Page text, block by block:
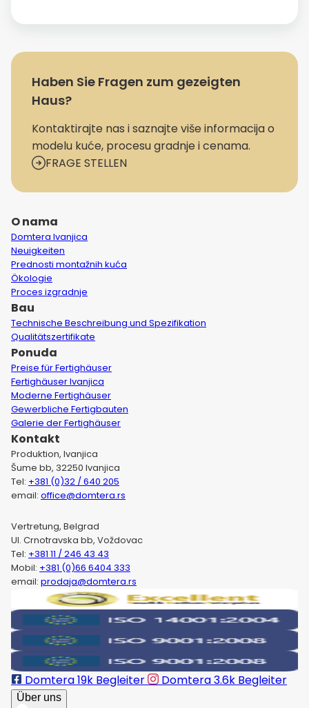
Haben Sie Fragen zum gezeigten
Haus?
Kontaktirajte nas i saznajte više informacija o
modelu kuće, procesu gradnje i cenama.
FRAGE STELLEN
O nama
Domtera Ivanjica
Neuigkeiten
Prednosti montažnih kuća
Ökologie
Proces izgradnje
Bau
Technische Beschreibung und Spezifikation
Qualitätszertifikate
Ponuda
Preise für Fertighäuser
Fertighäuser Ivanjica
Moderne Fertighäuser
Gewerbliche Fertigbauten
Galerie der Fertighäuser
Kontakt
Produktion, Ivanjica
Šume bb, 32250 Ivanjica
Tel: +381 (0)32 / 640 205
email: office@domtera.rs
Vertretung, Belgrad
Ul. Crnotravska bb, Voždovac
Tel: +381 11 / 246 43 43
Mobil: +381 (0)66 6404 333
email: prodaja@domtera.rs
Domtera19k Begleiter Domtera3.6k Begleiter
Über uns